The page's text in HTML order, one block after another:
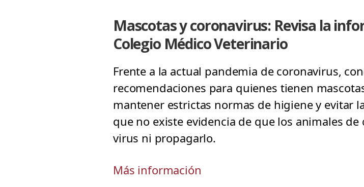
Mascotas y coronavirus: Revisa la
Colegio Médico Veterinario
Frente a la actual pandemia de coronavirus,
recomendaciones para quienes tienen
mantener estrictas normas de higiene y evitar
que no existe evidencia de que los animales
virus ni propagarlo.
Más información